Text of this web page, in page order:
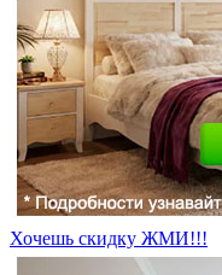
Хочешь скидку ЖМИ!!!